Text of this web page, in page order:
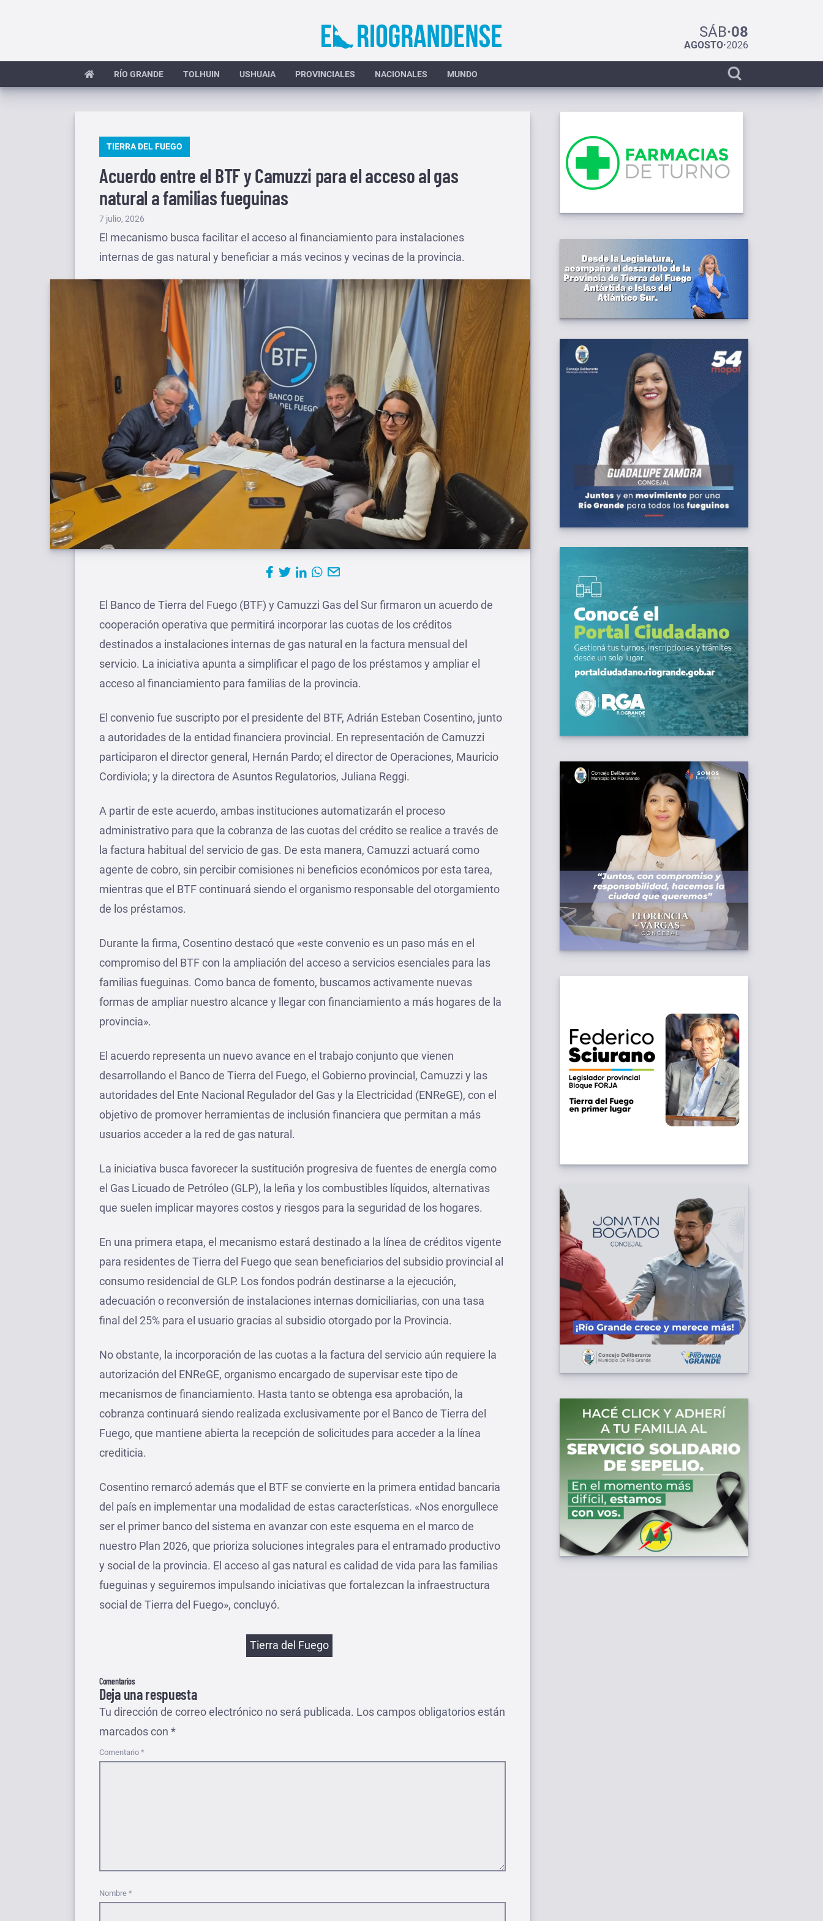
SÁB·08
AGOSTO·2026
RÍO GRANDE TOLHUIN USHUAIA PROVINCIALES NACIONALES MUNDO
Display
search
PUBLICADO
TIERRA DEL FUEGO
Acuerdo entre el BTF y Camuzzi para el acceso al gas
natural a familias fueguinas
Publicado
el
7 julio, 2026
El mecanismo busca facilitar el acceso al financiamiento para instalaciones
internas de gas natural y beneficiar a más vecinos y vecinas de la provincia.
El Banco de Tierra del Fuego (BTF) y Camuzzi Gas del Sur firmaron un acuerdo de
cooperación operativa que permitirá incorporar las cuotas de los créditos
destinados a instalaciones internas de gas natural en la factura mensual del
servicio. La iniciativa apunta a simplificar el pago de los préstamos y ampliar el
acceso al financiamiento para familias de la provincia.
El convenio fue suscripto por el presidente del BTF, Adrián Esteban Cosentino, junto
a autoridades de la entidad financiera provincial. En representación de Camuzzi
participaron el director general, Hernán Pardo; el director de Operaciones, Mauricio
Cordiviola; y la directora de Asuntos Regulatorios, Juliana Reggi.
A partir de este acuerdo, ambas instituciones automatizarán el proceso
administrativo para que la cobranza de las cuotas del crédito se realice a través de
la factura habitual del servicio de gas. De esta manera, Camuzzi actuará como
agente de cobro, sin percibir comisiones ni beneficios económicos por esta tarea,
mientras que el BTF continuará siendo el organismo responsable del otorgamiento
de los préstamos.
Durante la firma, Cosentino destacó que «este convenio es un paso más en el
compromiso del BTF con la ampliación del acceso a servicios esenciales para las
familias fueguinas. Como banca de fomento, buscamos activamente nuevas
formas de ampliar nuestro alcance y llegar con financiamiento a más hogares de la
provincia».
El acuerdo representa un nuevo avance en el trabajo conjunto que vienen
desarrollando el Banco de Tierra del Fuego, el Gobierno provincial, Camuzzi y las
autoridades del Ente Nacional Regulador del Gas y la Electricidad (ENReGE), con el
objetivo de promover herramientas de inclusión financiera que permitan a más
usuarios acceder a la red de gas natural.
La iniciativa busca favorecer la sustitución progresiva de fuentes de energía como
el Gas Licuado de Petróleo (GLP), la leña y los combustibles líquidos, alternativas
que suelen implicar mayores costos y riesgos para la seguridad de los hogares.
En una primera etapa, el mecanismo estará destinado a la línea de créditos vigente
para residentes de Tierra del Fuego que sean beneficiarios del subsidio provincial al
consumo residencial de GLP. Los fondos podrán destinarse a la ejecución,
adecuación o reconversión de instalaciones internas domiciliarias, con una tasa
final del 25% para el usuario gracias al subsidio otorgado por la Provincia.
No obstante, la incorporación de las cuotas a la factura del servicio aún requiere la
autorización del ENReGE, organismo encargado de supervisar este tipo de
mecanismos de financiamiento. Hasta tanto se obtenga esa aprobación, la
cobranza continuará siendo realizada exclusivamente por el Banco de Tierra del
Fuego, que mantiene abierta la recepción de solicitudes para acceder a la línea
crediticia.
Cosentino remarcó además que el BTF se convierte en la primera entidad bancaria
del país en implementar una modalidad de estas características. «Nos enorgullece
ser el primer banco del sistema en avanzar con este esquema en el marco de
nuestro Plan 2026, que prioriza soluciones integrales para el entramado productivo
y social de la provincia. El acceso al gas natural es calidad de vida para las familias
fueguinas y seguiremos impulsando iniciativas que fortalezcan la infraestructura
social de Tierra del Fuego», concluyó.
Etiquetas
Tierra del Fuego
Comentarios
Deja una respuesta
Tu dirección de correo electrónico no será publicada. Los campos obligatorios están
marcados con *
Comentario *
Nombre *